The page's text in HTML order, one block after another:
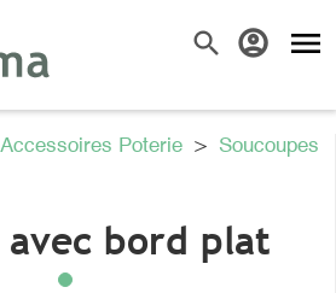
search account_circle menu
Accessoires Poterie > Soucoupes
avec bord plat